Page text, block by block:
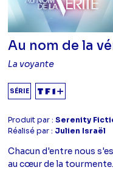
Au nom de la
La voyante
SÉRIE
Produit par :Serenity
Réalisé par : Julien Israël
Chacun d'entre nous
au cœur de la